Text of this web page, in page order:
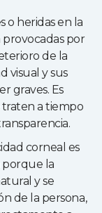
o heridas en la
por
de la
visual y sus
graves. Es
traten a tiempo
corneal es
porque la
y se
de la persona,